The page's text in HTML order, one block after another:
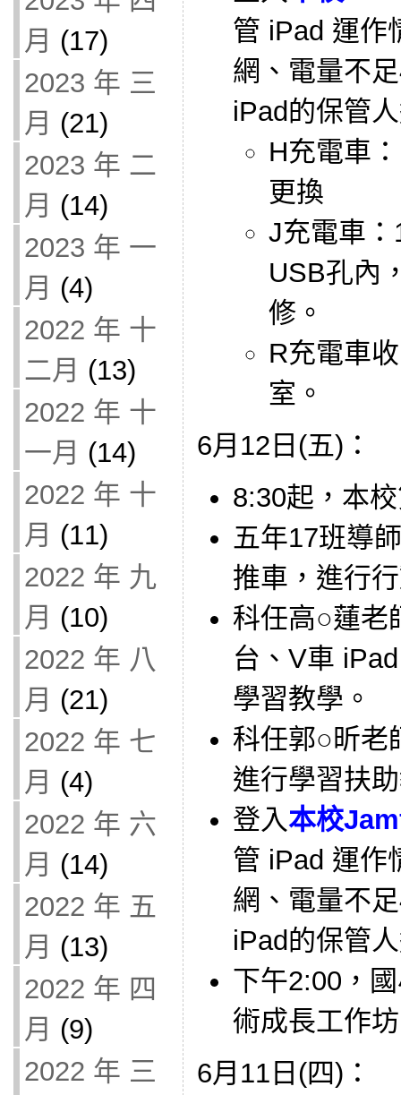
月 (17)
2023 年 三
月 (21)
2023 年 二
月 (14)
2023 年 一
月 (4)
2022 年 十
二月 (13)
2022 年 十
一月 (14)
2022 年 十
月 (11)
2022 年 九
月 (10)
2022 年 八
月 (21)
2022 年 七
月 (4)
2022 年 六
月 (14)
2022 年 五
月 (13)
2022 年 四
月 (9)
2022 年 三
管 iPad 運作
網、電量不
iPad的保管
H充電車
更換
J充電車
USB孔內
修。
R充電車
室。
6月12日(五)：
8:30起，本
五年17班導
推車，進行
科任高○蓮老
台、V車
學習教學。
科任郭○昕老
進行學習扶
登入本校
管 iPad 運作
網、電量不
iPad的保管
下午2:00，
術成長工作
6月11日(四)：